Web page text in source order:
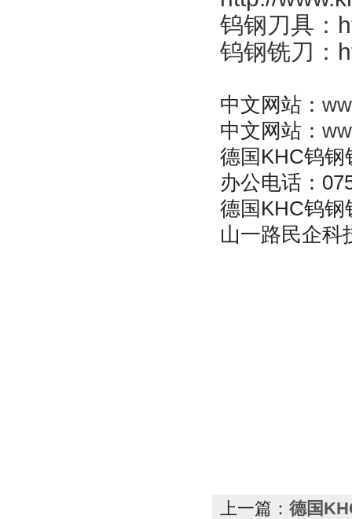
钨钢刀具 ：
钨钢铣刀 ：
中文网站：
中文网站：
德国KHC钨
办公电话：
德国KHC钨钢
山一路民企科
上一篇： 德国